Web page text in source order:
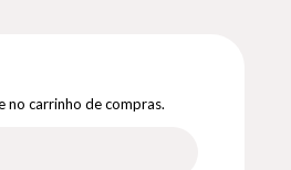
no carrinho de compras.